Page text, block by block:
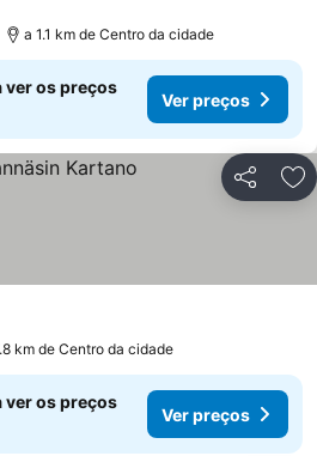
a 1.1 km de Centro da cidade
ver os preços
Ver preços
Partilhar
km de Centro da cidade
ver os preços
Ver preços